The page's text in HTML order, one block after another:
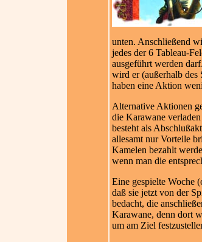
unten. Anschließend
jedes der 6 Tableau-
ausgeführt werden
wird er (außerhalb des
haben eine Aktion
Alternative Aktionen
die Karawane
besteht als
allesamt nur Vorteile
Kamelen bezahlt
wenn man die
Eine gespielte Woche
daß sie jetzt von der
bedacht, die
Karawane, denn dort
um am Ziel